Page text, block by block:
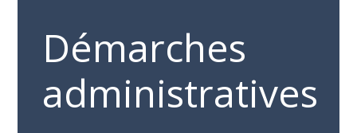
Démarches
administratives